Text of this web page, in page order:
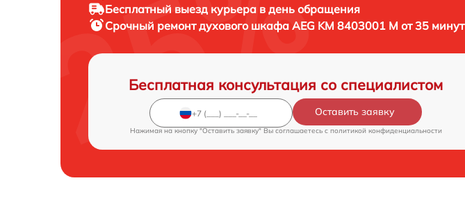
Бесплатный выезд курьера в день обращения
Срочный ремонтдухового шкафа AEG KM 8403001 M от 35 минут
Бесплатная консультация со специалистом
Оставить заявку
Нажимая на кнопку "Оставить заявку" Вы соглашаетесь c политикой конфиденциальности